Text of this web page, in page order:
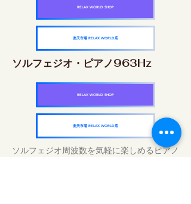
RELAX WORLD SHOP
楽天市場 RELAX WORLD店
ソルフェジオ・ピアノ963Hz
RELAX WORLD SHOP
楽天市場 RELAX WORLD店
ソルフェジオ周波数を気軽に楽しめるピアノ